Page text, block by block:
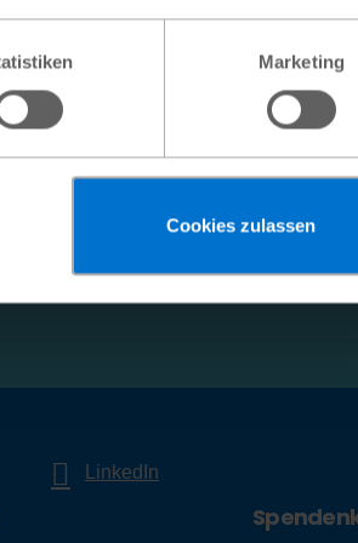
Marketing
Cookies zulassen
Die verbesserten Wasser- und
stärken, sondern auch
Ihre E-Mail-Adresse
LinkedIn